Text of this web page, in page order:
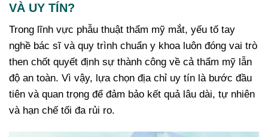
VÀ UY TÍN?
Trong lĩnh vực phẫu thuật thẩm mỹ mắt, yếu tố tay
nghề bác sĩ và quy trình chuẩn y khoa luôn đóng vai trò
then chốt quyết định sự thành công về cả thẩm mỹ lẫn
độ an toàn. Vì vậy, lựa chọn địa chỉ uy tín là bước đầu
tiên và quan trọng để đảm bảo kết quả lâu dài, tự nhiên
và hạn chế tối đa rủi ro.